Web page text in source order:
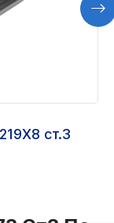
ст.3